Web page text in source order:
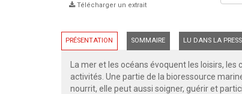
Télécharger un extrait
PRÉSENTATION SOMMAIRE LU DANS LA
La mer et les océans évoquent les loisirs,
activités. Une partie de la bioressource
nourrit, elle peut aussi soigner, guérir et